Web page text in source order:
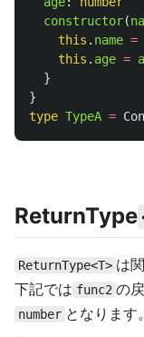
constructor(
this . name =
this . age =
}
}
type TypeA =
ReturnType
ReturnType<T> は
下記では func2 の
number となります。